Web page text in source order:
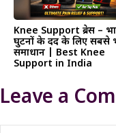
Knee Support ब्रेस –
घुटनों के दर्द के लिए सबसे
समाधान | Best Knee
Support in India
Leave a